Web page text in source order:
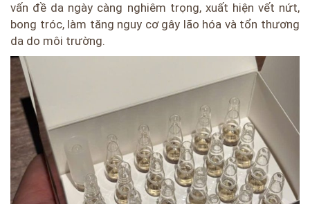
vấn đề da ngày càng nghiêm trọng, xuất hiện vết nứt,
bong tróc, làm tăng nguy cơ gây lão hóa và tổn thương
da do môi trường.